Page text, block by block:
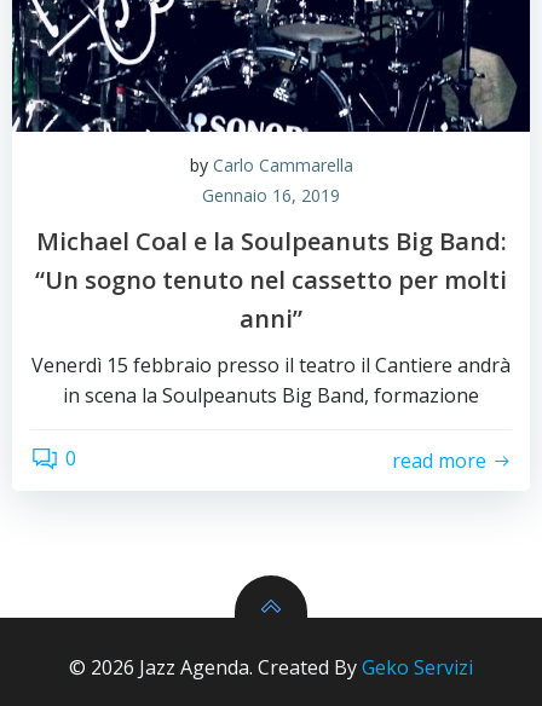
by Carlo Cammarella
Gennaio 16, 2019
Michael Coal e la Soulpeanuts Big Band:
“Un sogno tenuto nel cassetto per molti
anni”
Venerdì 15 febbraio presso il teatro il Cantiere andrà
in scena la Soulpeanuts Big Band, formazione
0 read more
© 2026 Jazz Agenda. Created ByGeko Servizi